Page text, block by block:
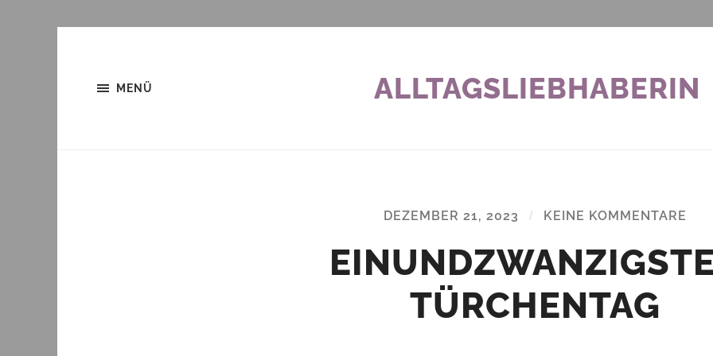
MENÜ ALLTAGSLIEBHABERIN
DEZEMBER 21, 2023 / KEINE KOMMENTARE
TÜRCHENTAG